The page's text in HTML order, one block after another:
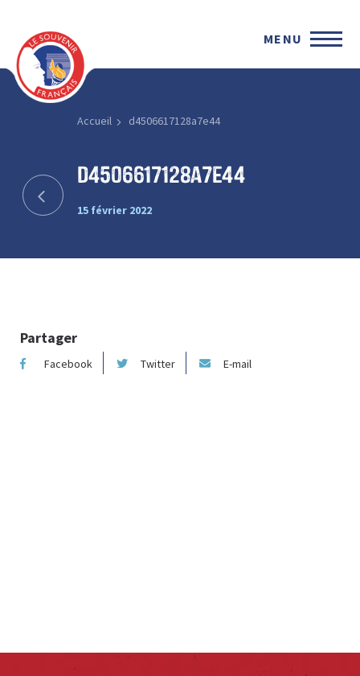
MENU
Accueil d4506617128a7e44
d4506617128a7e44
15 février 2022
Partager
Facebook Twitter E-mail